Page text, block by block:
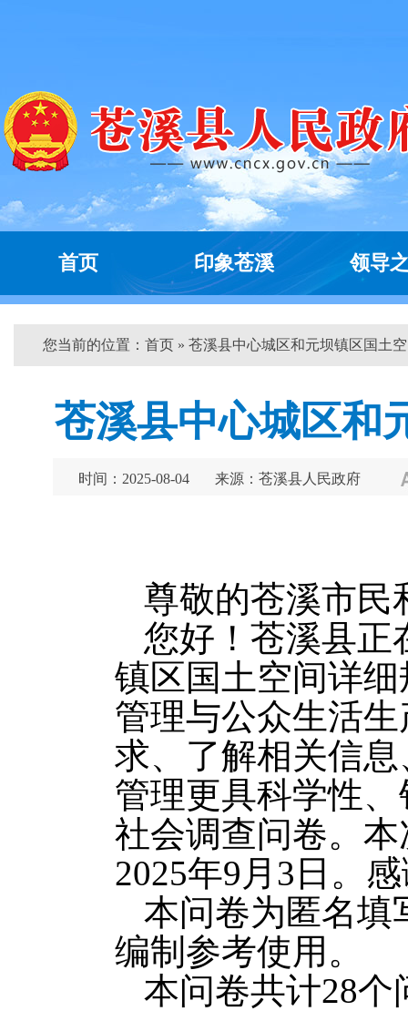
首页 印象苍溪 领导
您当前的位置： 首页 » 苍溪县中心城区和元坝镇区国土
苍溪县中心城区和
时间：2025-08-04 来源：苍溪县人民政府
尊敬的苍溪市民
您好！苍溪县正
镇区国土空间详
管理与公众生活
求、了解相关信
管理更具科学性
社会调查问卷。
2025年9月3日。
本问卷为匿名填
编制参考使用。
本问卷共计28个